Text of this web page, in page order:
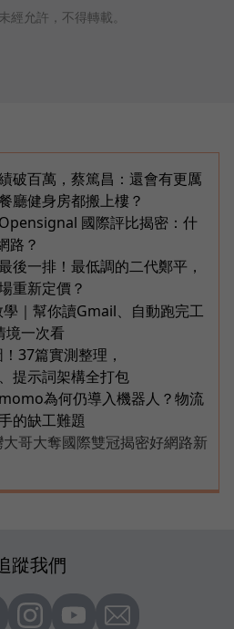
經允許，不得轉載。
破百萬，蔡篤昌：還會有更厲
廳健身房都搬上樓？
國際評比揭密：什
路？
後一排！最低調的二代鄭平，
重新定價？
｜幫你讀Gmail、自動跑完工
境一次看
37篇實測整理，
提示詞架構全打包
為何仍導入機器人？物流
的缺工難題
哥大奪國際雙冠揭密好網路新
蹤我們